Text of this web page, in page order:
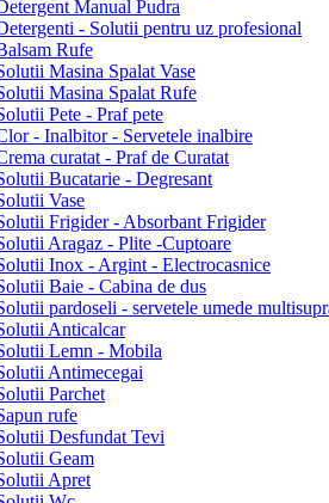
Manual Pudra
- Solutii pentru uz profesional
Rufe
Masina Spalat Vase
Masina Spalat Rufe
Pete - Praf pete
- Inalbitor - Servetele inalbire
curatat - Praf de Curatat
Bucatarie - Degresant
Vase
Frigider - Absorbant Frigider
Aragaz - Plite -Cuptoare
Inox - Argint - Electrocasnice
Baie - Cabina de dus
pardoseli - servetele umede
Anticalcar
Lemn - Mobila
Antimecegai
Parchet
rufe
Desfundat Tevi
Geam
Apret